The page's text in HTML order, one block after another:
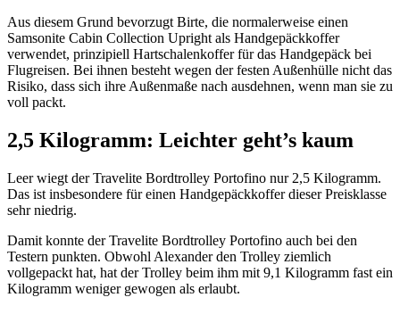
Aus diesem Grund bevorzugt Birte, die normalerweise einen
Samsonite Cabin Collection Upright als Handgepäckkoffer
verwendet, prinzipiell Hartschalenkoffer für das Handgepäck bei
Flugreisen. Bei ihnen besteht wegen der festen Außenhülle nicht das
Risiko, dass sich ihre Außenmaße nach ausdehnen, wenn man sie zu
voll packt.
2,5 Kilogramm: Leichter geht’s kaum
Leer wiegt der Travelite Bordtrolley Portofino nur 2,5 Kilogramm.
Das ist insbesondere für einen Handgepäckkoffer dieser Preisklasse
sehr niedrig.
Damit konnte der Travelite Bordtrolley Portofino auch bei den
Testern punkten. Obwohl Alexander den Trolley ziemlich
vollgepackt hat, hat der Trolley beim ihm mit 9,1 Kilogramm fast ein
Kilogramm weniger gewogen als erlaubt.